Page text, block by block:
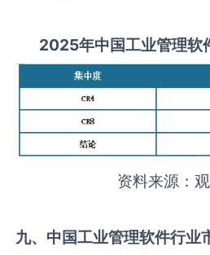
2025年中国工业管理软
资料来源：
九、中国工业管理软件行业